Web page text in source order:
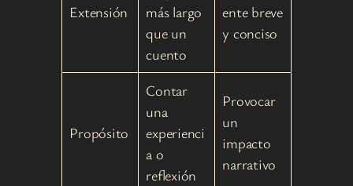
Extensión
más largo
que un
cuento
ente breve
y conciso
Propósito
Contar
una
experienci
a o
reflexión
Provocar
un
impacto
narrativo